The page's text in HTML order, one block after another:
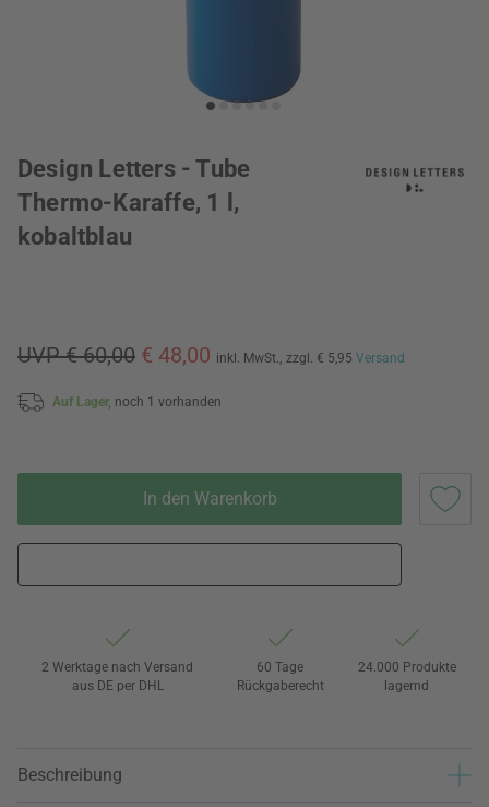
Design Letters - Tube
Thermo-Karaffe, 1 l,
kobaltblau
UVP € 60,00 € 48,00 inkl. MwSt., zzgl. € 5,95 Versand
Auf Lager, noch 1 vorhanden
In den Warenkorb
2 Werktage nach Versand
aus DE per DHL
60 Tage
Rückgaberecht
24.000 Produkte
lagernd
Beschreibung